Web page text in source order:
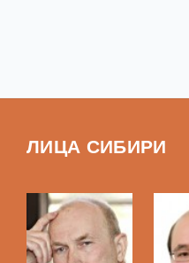
ЛИЦА СИБИРИ